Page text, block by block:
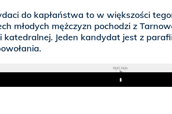
do kapłaństwa to w większości
młodych mężczyzn pochodzi z
katedralnej. Jeden kandydat jest z
REKLAMA
Play